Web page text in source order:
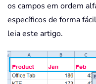
os campos em ordem
específicos de forma
leia este artigo.